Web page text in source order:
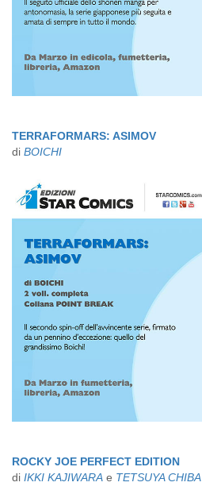
TERRAFORMARS: ASIMOV
di BOICHI
ROCKY JOE PERFECT EDITION
di IKKI KAJIWARA e TETSUYA CHIBA